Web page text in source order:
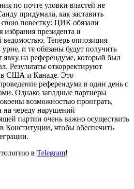
по почте уловки властей не
придумала, как заставить
повестку: ЦИК обязали
избрания президента и
ведомостью. Теперь оппозиция
и те обязаны будут получить
явку на референдуме, который был
Результаты откорректируют
в США и Канаде. Это
референдума в один день с
Однако западные партнеры
возможностью проиграть,
на череду нарушений
партии очень важно осуществить
Конституции, чтобы обеспечить
в Telegram!